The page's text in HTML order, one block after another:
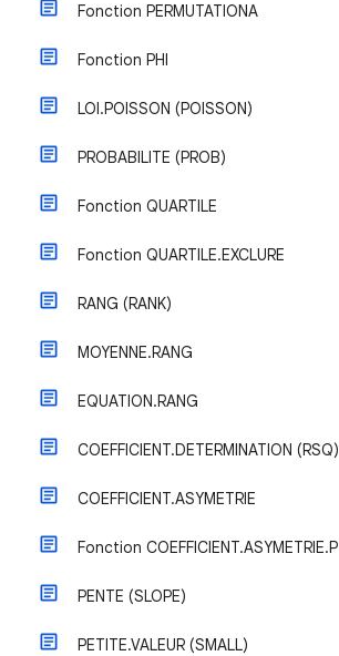
Fonction PERMUTATIONA
Fonction PHI
LOI.POISSON (POISSON)
PROBABILITE (PROB)
Fonction QUARTILE
Fonction QUARTILE.EXCLURE
RANG (RANK)
MOYENNE.RANG
EQUATION.RANG
COEFFICIENT.DETERMINATION (RSQ)
COEFFICIENT.ASYMETRIE
Fonction COEFFICIENT.ASYMETRIE.P
PENTE (SLOPE)
PETITE.VALEUR (SMALL)